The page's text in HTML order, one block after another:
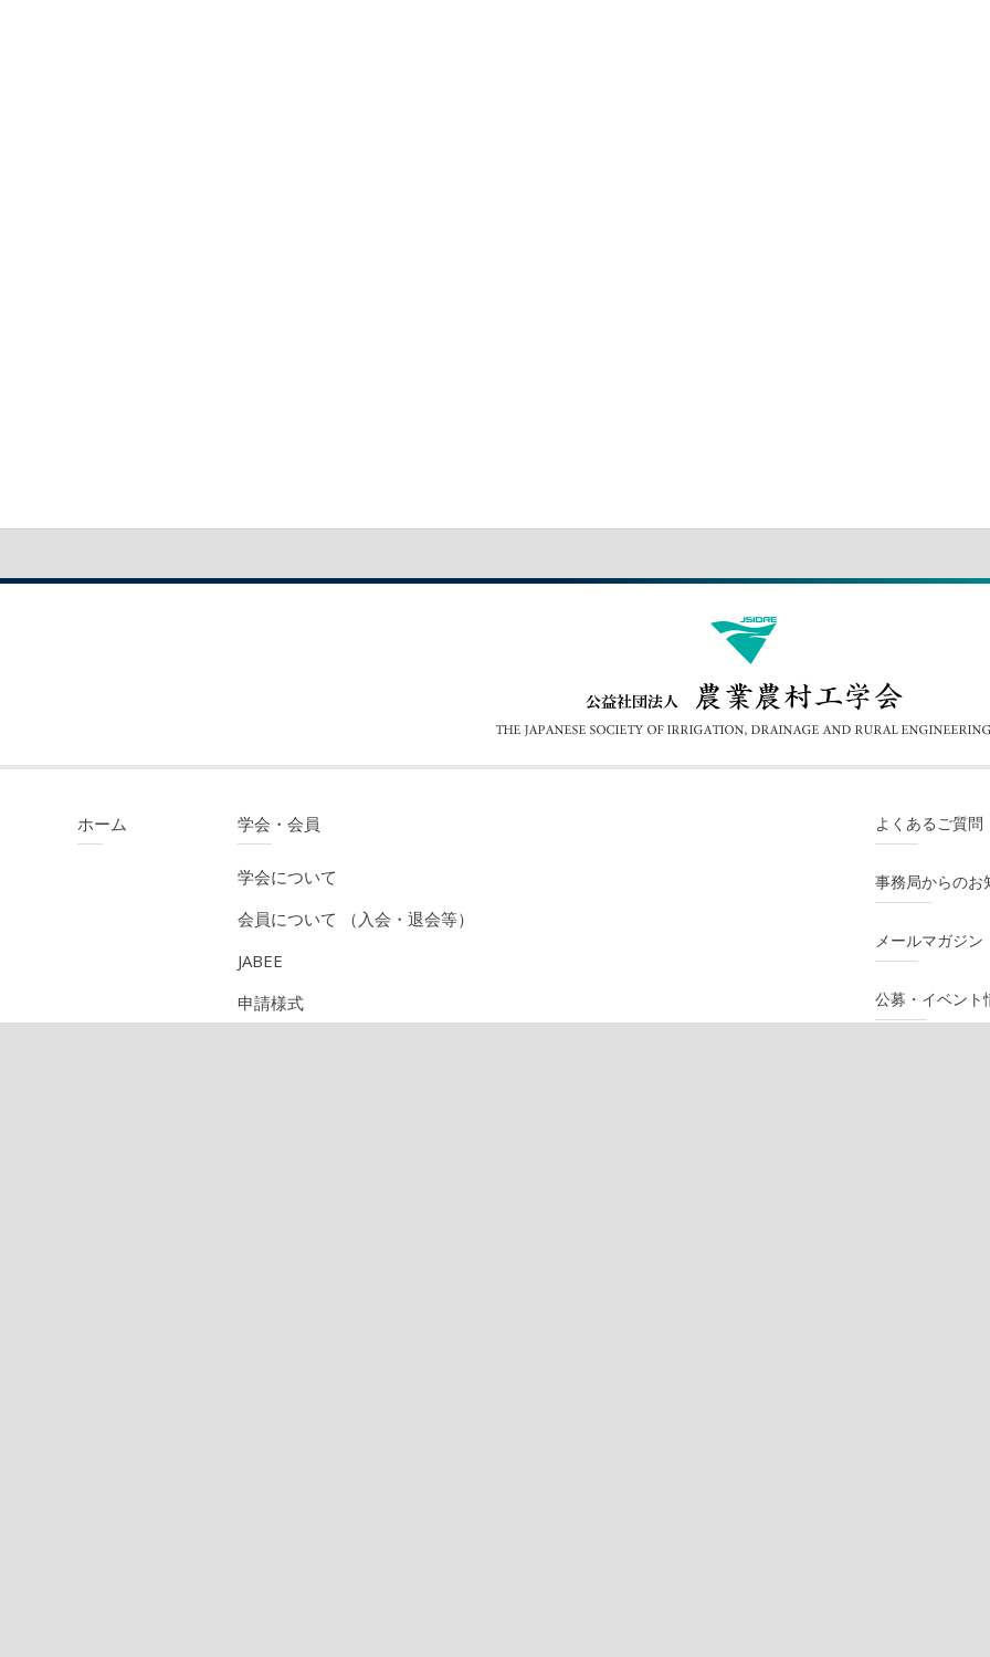
ホーム 学会・会員
学会について
会員について （入会・退会等）
JABEE
申請様式
よくあるご質問
事務局からのお
メールマガジン
公募・イベント